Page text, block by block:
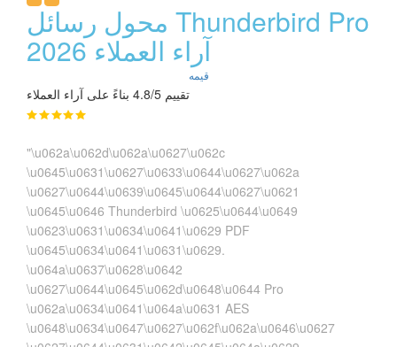
محول رسائل Thunderbird Pro
آراء العملاء 2026
قيمه
تقييم 4.8/5 بناءً على آراء العملاء
"\u062a\u062d\u062a\u0627\u062c
\u0645\u0631\u0627\u0633\u0644\u0627\u062a
\u0627\u0644\u0639\u0645\u0644\u0627\u0621
\u0645\u0646 Thunderbird \u0625\u0644\u0649
\u0623\u0631\u0634\u0641\u0629 PDF
\u0645\u0634\u0641\u0631\u0629.
\u064a\u0637\u0628\u0642
\u0627\u0644\u0645\u062d\u0648\u0644 Pro
\u062a\u0634\u0641\u064a\u0631 AES
\u0648\u0634\u0647\u0627\u062f\u062a\u0646\u0627